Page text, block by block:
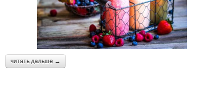
читать дальше →